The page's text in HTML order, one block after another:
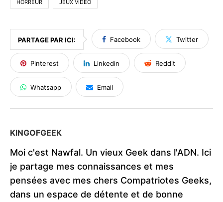
HORREUR JEUX VIDÉO
PARTAGE PAR ICI: Facebook Twitter
Pinterest Linkedin Reddit
Whatsapp Email
KINGOFGEEK
Moi c'est Nawfal. Un vieux Geek dans l'ADN. Ici
je partage mes connaissances et mes
pensées avec mes chers Compatriotes Geeks,
dans un espace de détente et de bonne